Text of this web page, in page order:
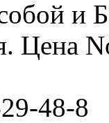
и
Цена
48-8